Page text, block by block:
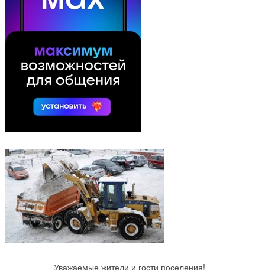
Уважаемые жители и гости поселения!